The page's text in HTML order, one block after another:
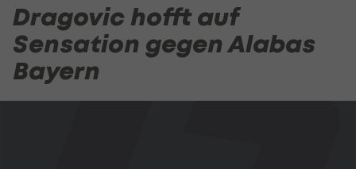
Dragovic hofft auf
Sensation gegen Alabas
Bayern